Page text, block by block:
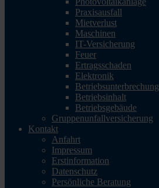
Praxisausfall
Mietverlust
Maschinen
IT-Versicherung
Feuer
Ertragsschaden
Elektronik
Betriebsunterbrechung
Betriebsinhalt
Betriebsgebäude
Gruppenunfallversicherung
Kontakt
Anfahrt
Impressum
Erstinformation
Datenschutz
Persönliche Beratung